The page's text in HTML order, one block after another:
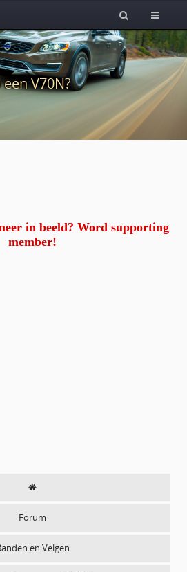
V70N?
in beeld? Word supporting
member!
Forum
en Velgen